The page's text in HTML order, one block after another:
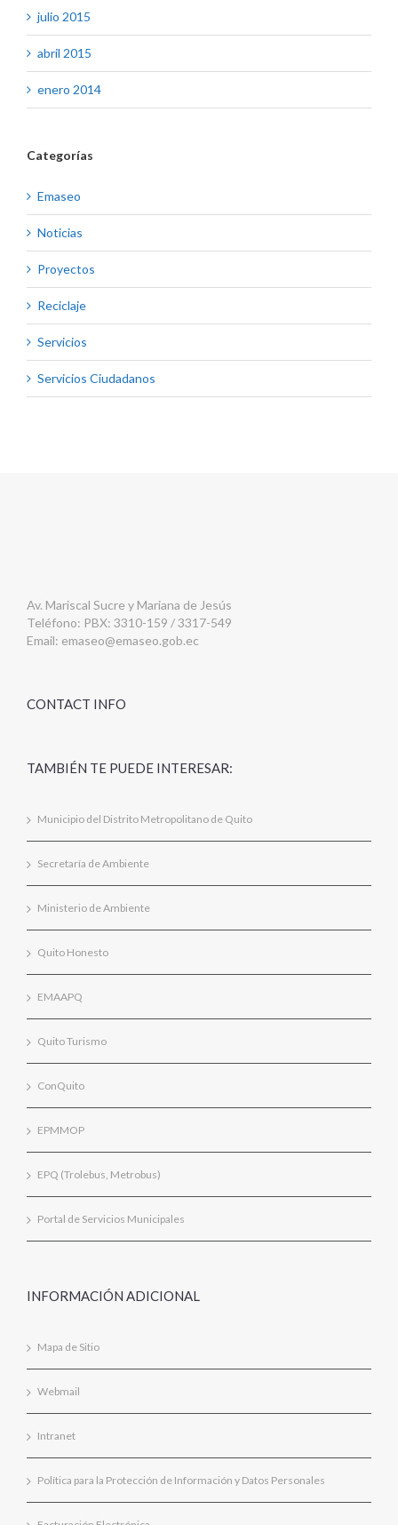
julio 2015
abril 2015
enero 2014
Categorías
Emaseo
Noticias
Proyectos
Reciclaje
Servicios
Servicios Ciudadanos
Av. Mariscal Sucre y Mariana de Jesús
Teléfono: PBX: 3310-159 / 3317-549
Email: emaseo@emaseo.gob.ec
CONTACT INFO
TAMBIÉN TE PUEDE INTERESAR:
Municipio del Distrito Metropolitano de Quito
Secretaría de Ambiente
Ministerio de Ambiente
Quito Honesto
EMAAPQ
Quito Turismo
ConQuito
EPMMOP
EPQ (Trolebus, Metrobus)
Portal de Servicios Municipales
INFORMACIÓN ADICIONAL
Mapa de Sitio
Webmail
Intranet
Política para la Protección de Información y Datos Personales